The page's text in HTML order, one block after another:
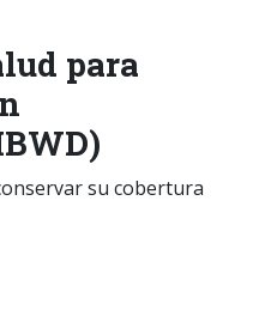
para
su cobertura